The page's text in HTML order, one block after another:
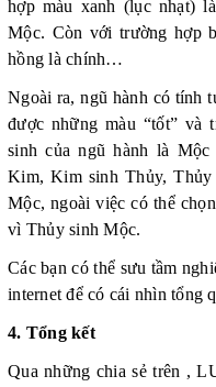
hợp màu xanh (lục nhạt)
Mộc. Còn với trường hợp
hồng là chính…
Ngoài ra, ngũ hành có tính
được những màu “tốt” và
sinh của ngũ hành là
Kim, Kim sinh Thủy,
Mộc, ngoài việc có thể
vì Thủy sinh Mộc.
Các bạn có thể sưu tầm
internet để có cái nhìn tổng
4. Tổng kết
Qua những chia sẻ trên ,